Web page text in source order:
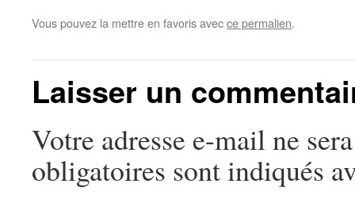
Vous pouvez la mettre en favoris avecce permalien.
Laisser un
Votre adresse e-mail ne
obligatoires sont indiqués